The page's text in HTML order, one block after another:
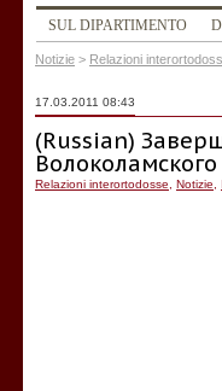
SUL DIPARTIMENTO
Notizie > Relazioni
17.03.2011 08:43
(Russian)
Relazioni interortodosse Notizie